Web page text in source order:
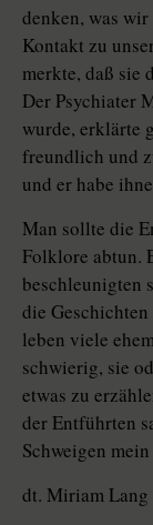
denken, was
Kontakt zu
merkte, daß sie
Der Psychiater
wurde, erklärte
freundlich und
und er habe
Man sollte die
Folklore abtun.
beschleunigten
die
leben viele
schwierig, sie
etwas zu
der Entführten
Schweigen
dt. Miriam Lang